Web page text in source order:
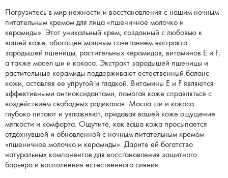
Погрузитесь в мир нежности и восстановления с нашим ночным
питательным кремом для лица «пшеничное молочко и
керамиды». Этот уникальный крем, созданный с любовью к
вашей коже, обогащен мощным сочетанием экстракта
зародышей пшеницы, растительных керамидов, витаминов Е и F,
а также масел ши и кокоса. Экстракт зародышей пшеницы и
растительные керамиды поддерживают естественный баланс
кожи, оставляя ее упругой и гладкой. Витамины Е и F являются
эффективными антиоксидантами, помогая коже справляться с
воздействием свободных радикалов. Масла ши и кокоса
глубоко питают и увлажняют, придавая вашей коже ощущение
мягкости и комфорта. Ощутите, как ваша кожа просыпается
отдохнувшей и обновленной с ночным питательным кремом
«пшеничное молочко и керамиды». Дарите ей богатство
натуральных компонентов для восстановления защитного
барьера и восполнения естественного сияния.